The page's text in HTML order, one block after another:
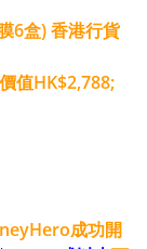
6盒) 香港行貨
值HK$2,788;
成功開